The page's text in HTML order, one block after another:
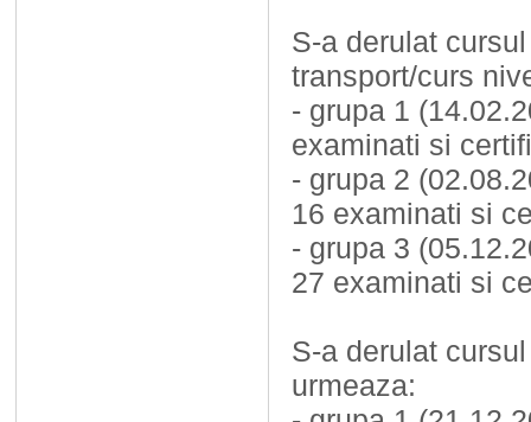
S-a derulat
transport/curs
- grupa 1
examinati si
- grupa 2
16 examinati si
- grupa 3
27 examinati si
S-a derulat
urmeaza: